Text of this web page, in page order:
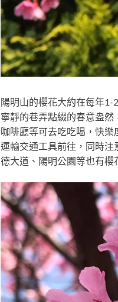
陽明山的櫻花大約在每年1-
寧靜的巷弄點綴的春意盎然
咖啡廳等可去吃吃喝，快樂
運輸交通工具前往，同時
德大道、陽明公園等也有櫻